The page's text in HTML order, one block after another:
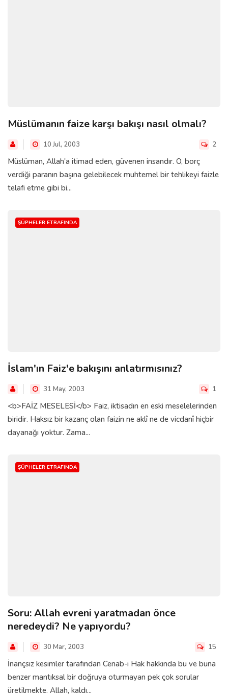
Müslümanın faize karşı bakışı nasıl olmalı?
10 Jul, 2003 2
Müslüman, Allah'a itimad eden, güvenen insandır. O, borç
verdiği paranın başına gelebilecek muhtemel bir tehlikeyi faizle
telafi etme gibi bi...
ŞÜPHELER ETRAFINDA
İslam'ın Faiz'e bakışını anlatırmısınız?
31 May, 2003 1
<b>FAİZ MESELESİ</b> Faiz, iktisadın en eski meselelerinden
biridir. Haksız bir kazanç olan faizin ne aklî ne de vicdanî hiçbir
dayanağı yoktur. Zama...
ŞÜPHELER ETRAFINDA
Soru: Allah evreni yaratmadan önce
neredeydi? Ne yapıyordu?
30 Mar, 2003 15
İnançsız kesimler tarafından Cenab-ı Hak hakkında bu ve buna
benzer mantıksal bir doğruya oturmayan pek çok sorular
üretilmekte. Allah, kaldı...